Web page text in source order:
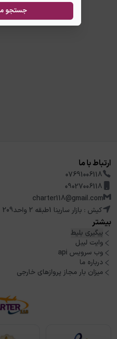
جستجو
ارتباط با ما
07691006118
09027006118
charter118@gmail.com
کیش : بازار سارینا 1طبقه 2 واحد209
بیشتر
پیگیری بلیط
وایت لیبل
وب سرویس api
درباره ما
میزان بار مجاز پروازهای خارجی